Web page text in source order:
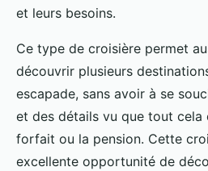
et leurs besoins.
Ce type de croisière permet
découvrir plusieurs
escapade, sans avoir à se
et des détails vu que tout cela
forfait ou la pension. Cette
excellente opportunité de